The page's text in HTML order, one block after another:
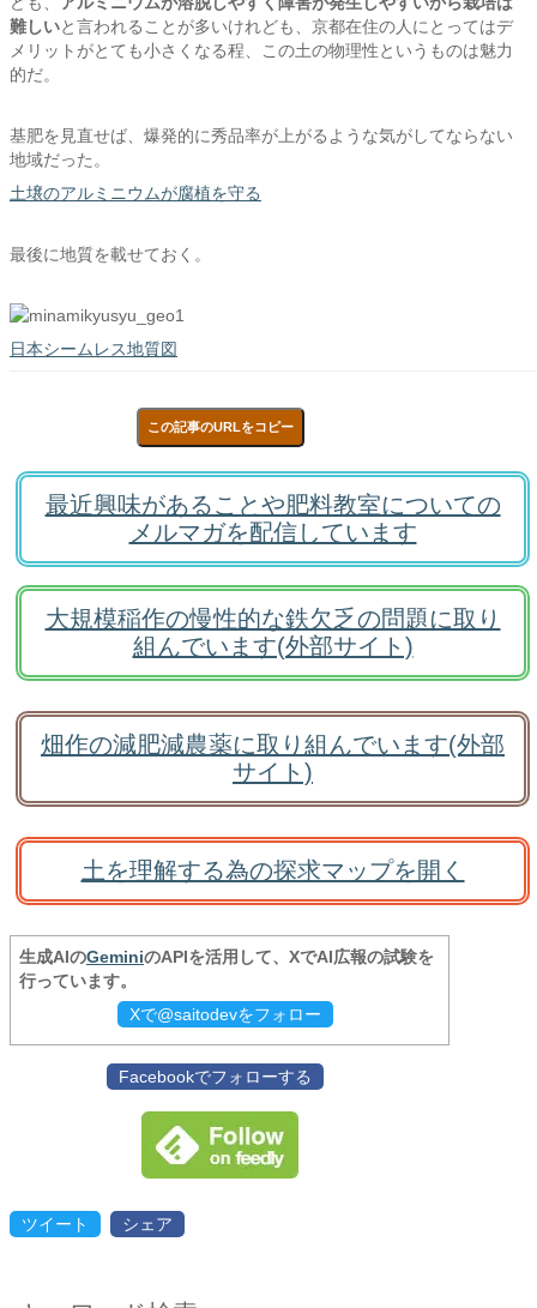
難しいと言われることが多いけれども、京都在住の人にとってはデ
メリットがとても小さくなる程、この土の物理性というものは魅力
的だ。
基肥を見直せば、爆発的に秀品率が上がるような気がしてならない
地域だった。
土壌のアルミニウムが腐植を守る
最後に地質を載せておく。
日本シームレス地質図
この記事のURLをコピー
最近興味があることや肥料教室についての
メルマガを配信しています
大規模稲作の慢性的な鉄欠乏の問題に取り
組んでいます(外部サイト)
畑作の減肥減農薬に取り組んでいます(外部
サイト)
土を理解する為の探求マップを開く
生成AIのGeminiのAPIを活用して、XでAI広報の試験を
行っています。
Xで@saitodevをフォロー
Facebookでフォローする
ツイート シェア